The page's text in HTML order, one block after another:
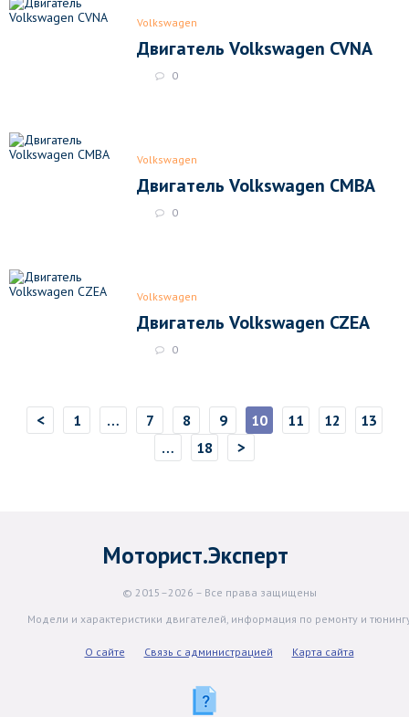
Volkswagen
Двигатель Volkswagen CVNA
0
Volkswagen
Двигатель Volkswagen CMBA
0
Volkswagen
Двигатель Volkswagen CZEA
0
< 1 … 7 8 9 10 11 12
13
…
18 >
Моторист.Эксперт
© 2015–2026 – Все права защищены
Модели и характеристики двигателей, информация по ремонту и
О сайте Связь с администрацией Карта сайта